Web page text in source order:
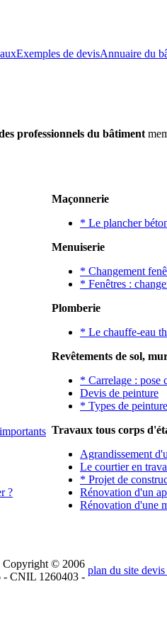
Exemples de devisAnnuaire du
professionnels du bâtiment
?
Maçonnerie
* Le plancher
Menuiserie
* Changement
* Fenêtres :
Plomberie
* Le chauffe-eau
Revêtements de sol,
* Carrelage : pose
Devis de peinture
* Types de
Travaux tous corps
Agrandissement
Le courtier en
* Projet de
Rénovation d'un
Rénovation d'une
Copyright © 2006
- CNIL 1260403 -
plan du site